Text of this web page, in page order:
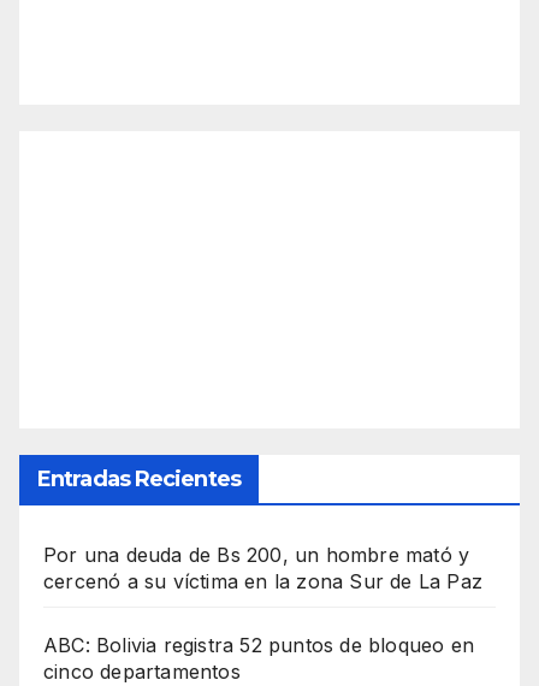
Entradas Recientes
Por una deuda de Bs 200, un hombre mató y
cercenó a su víctima en la zona Sur de La Paz
ABC: Bolivia registra 52 puntos de bloqueo en
cinco departamentos